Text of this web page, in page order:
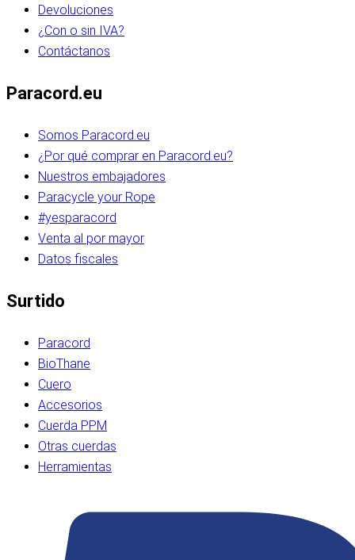
Devoluciones
¿Con o sin IVA?
Contáctanos
Paracord.eu
Somos Paracord.eu
¿Por qué comprar en Paracord.eu?
Nuestros embajadores
Paracycle your Rope
#yesparacord
Venta al por mayor
Datos fiscales
Surtido
Paracord
BioThane
Cuero
Accesorios
Cuerda PPM
Otras cuerdas
Herramientas